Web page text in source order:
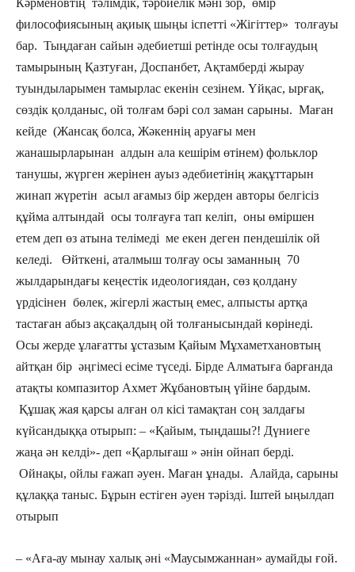
Кәрменовтің тәлімдік, тәрбиелік мәні зор, өмір
философиясының ақиық шыңы іспетті «Жігіттер» толғауы
бар. Тыңдаған сайын әдебиетші ретінде осы толғаудың
тамырының Қазтуған, Доспанбет, Ақтамберді жырау
туындыларымен тамырлас екенін сезінем. Үйқас, ырғақ,
сөздік қолданыс, ой толғам бәрі сол заман сарыны. Маған
кейде (Жансақ болса, Жәкеннің аруағы мен
жанашырларынан алдын ала кешірім өтінем) фольклор
танушы, жүрген жерінен ауыз әдебиетінің жақұттарын
жинап жүретін асыл ағамыз бір жерден авторы белгісіз
құйма алтындай осы толғауға тап келіп, оны өміршен
етем деп өз атына телімеді ме екен деген пендешілік ой
келеді. Өйткені, аталмыш толғау осы заманның 70
жылдарындағы кеңестік идеологиядан, сөз қолдану
үрдісінен бөлек, жігерлі жастың емес, алпысты артқа
тастаған абыз ақсақалдың ой толғанысындай көрінеді.
Осы жерде ұлағатты ұстазым Қайым Мұхаметхановтың
айтқан бір әңгімесі есіме түседі. Бірде Алматыға барғанда
атақты компазитор Ахмет Жұбановтың үйіне бардым.
Құшақ жая қарсы алған ол кісі тамақтан соң залдағы
күйсандыққа отырып: – «Қайым, тыңдашы?! Дүниеге
жаңа ән келді»- деп «Қарлығаш » әнін ойнап берді.
Ойнақы, ойлы ғажап әуен. Маған ұнады. Алайда, сарыны
құлаққа таныс. Бұрын естіген әуен тәрізді. Іштей ыңылдап
отырып
– «Аға-ау мынау халық әні «Маусымжаннан» аумайды ғой.